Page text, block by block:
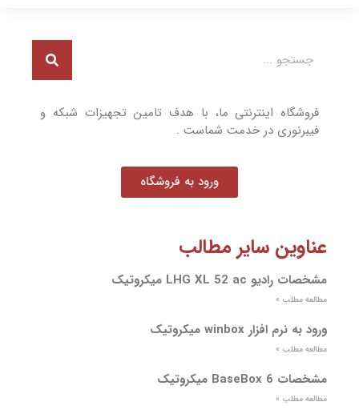
فروشگاه اینترنتی ما، با هدف تامین تجهیزات شبکه و
فیبرنوری در خدمت شماست .
ورود به فروشگاه
عناوین سایر مطالب
مشخصات رادیو LHG XL 52 ac میکروتیک
مطالعه مطلب »
ورود به نرم افزار winbox میکروتیک
مطالعه مطلب »
مشخصات BaseBox 6 میکروتیک
مطالعه مطلب »